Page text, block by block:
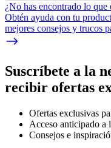
¿No has encontrado lo que
Obtén ayuda con tu
mejores consejos y trucos
Suscríbete a la
recibir ofertas
Ofertas exclusivas
Acceso anticipado a
Consejos e